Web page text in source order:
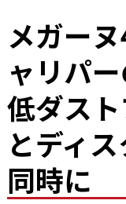
レッドポイントパーツ
その他サービス
店舗案内
工場通信
メガー
ャリパ
低ダス
とディ
同時に